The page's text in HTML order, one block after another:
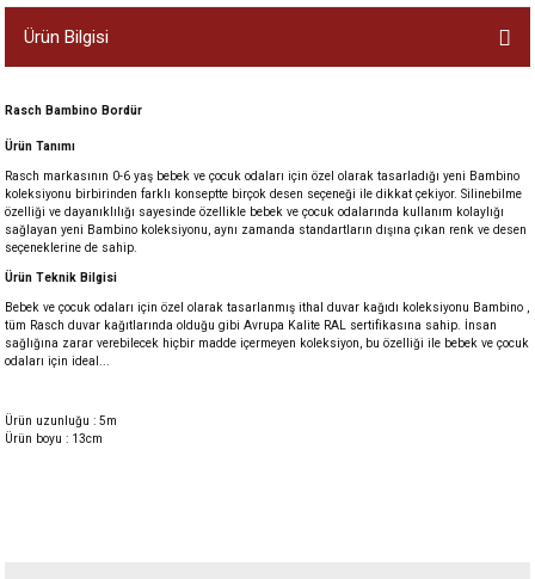
Ürün Bilgisi
Rasch Bambino Bordür
Ürün Tanımı
Rasch markasının 0-6 yaş bebek ve çocuk odaları için özel olarak tasarladığı yeni Bambino
koleksiyonu birbirinden farklı konseptte birçok desen seçeneği ile dikkat çekiyor. Silinebilme
özelliği ve dayanıklılığı sayesinde özellikle bebek ve çocuk odalarında kullanım kolaylığı
sağlayan yeni Bambino koleksiyonu, aynı zamanda standartların dışına çıkan renk ve desen
seçeneklerine de sahip.
Ürün Teknik Bilgisi
Bebek ve çocuk odaları için özel olarak tasarlanmış ithal duvar kağıdı koleksiyonu Bambino ,
tüm Rasch duvar kağıtlarında olduğu gibi Avrupa Kalite RAL sertifikasına sahip. İnsan
sağlığına zarar verebilecek hiçbir madde içermeyen koleksiyon, bu özelliği ile bebek ve çocuk
odaları için ideal...
Ürün uzunluğu : 5m
Ürün boyu : 13cm